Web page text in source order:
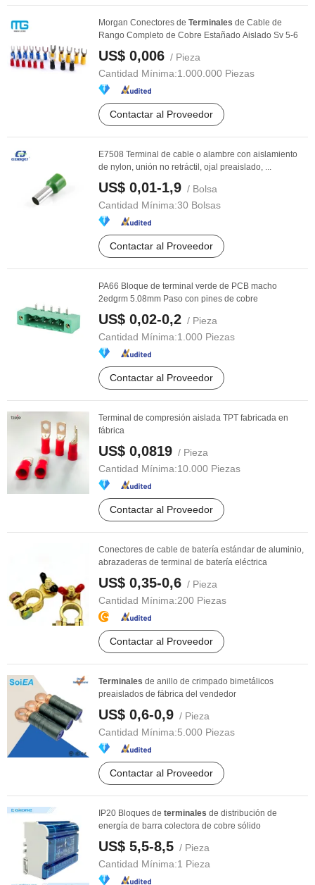
Morgan Conectores de Terminales de Cable de
Rango Completo de Cobre Estañado Aislado Sv 5-6
US$ 0,006 / Pieza
Cantidad Mínima:1.000.000 Piezas
Contactar al Proveedor
E7508 Terminal de cable o alambre con aislamiento
de nylon, unión no retráctil, ojal preaislado, ...
US$ 0,01-1,9 / Bolsa
Cantidad Mínima:30 Bolsas
Contactar al Proveedor
PA66 Bloque de terminal verde de PCB macho
2edgrm 5.08mm Paso con pines de cobre
US$ 0,02-0,2 / Pieza
Cantidad Mínima:1.000 Piezas
Contactar al Proveedor
Terminal de compresión aislada TPT fabricada en
fábrica
US$ 0,0819 / Pieza
Cantidad Mínima:10.000 Piezas
Contactar al Proveedor
Conectores de cable de batería estándar de aluminio,
abrazaderas de terminal de batería eléctrica
US$ 0,35-0,6 / Pieza
Cantidad Mínima:200 Piezas
Contactar al Proveedor
Terminales de anillo de crimpado bimetálicos
preaislados de fábrica del vendedor
US$ 0,6-0,9 / Pieza
Cantidad Mínima:5.000 Piezas
Contactar al Proveedor
IP20 Bloques de terminales de distribución de
energía de barra colectora de cobre sólido
US$ 5,5-8,5 / Pieza
Cantidad Mínima:1 Pieza